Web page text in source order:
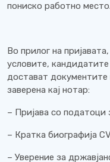
пониско работно место.
Во прилог на
условите,
достават документите
заверена кај нотар:
– Пријава со податоци
– Кратка биографија
– Уверение за